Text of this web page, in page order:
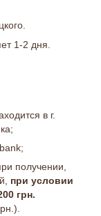
1-2 дня.
в г.
получении,
при условии
грн.